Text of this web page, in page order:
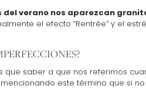
del verano nos aparezcan
el efecto “Rentrée” y el
saber a que nos referimos
este término que si